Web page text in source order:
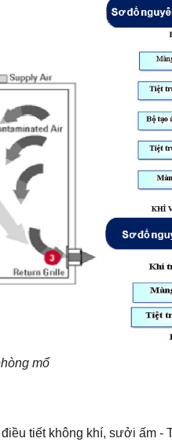
mổ
tiết không khí, sưởi ấm -